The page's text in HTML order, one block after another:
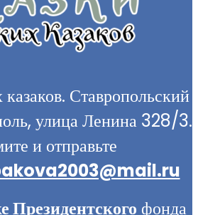
Ставропольский
улица Ленина 328/3.
и отправьте
Президентского фонда